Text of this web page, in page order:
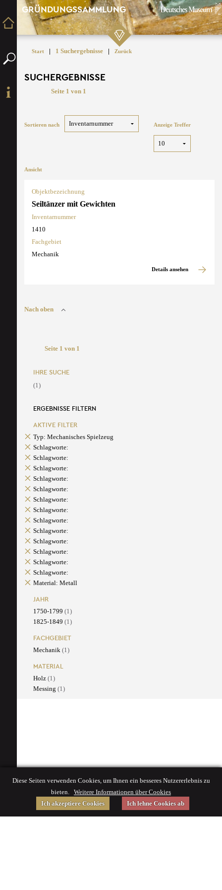
GRÜNDUNGSSAMMLUNG
Start | 1 Suchergebnisse | Zurück
SUCHERGEBNISSE
Seite 1 von 1
Sortieren nach Anzeige Treffer
Ansicht
Objektbezeichnung
Seiltänzer mit Gewichten
Inventarnummer
1410
Fachgebiet
Mechanik
Details ansehen
Nach oben
Seite 1 von 1
IHRE SUCHE
(1)
ERGEBNISSE FILTERN
AKTIVE FILTER
Typ: Mechanisches Spielzeug
Schlagworte:
Schlagworte:
Schlagworte:
Schlagworte:
Schlagworte:
Schlagworte:
Schlagworte:
Schlagworte:
Schlagworte:
Schlagworte:
Schlagworte:
Schlagworte:
Schlagworte:
Material: Metall
JAHR
1750-1799 (1)
1825-1849 (1)
FACHGEBIET
Mechanik (1)
MATERIAL
Holz (1)
Messing (1)
Diese Seiten verwenden Cookies, um Ihnen ein besseres Nutzererlebnis zu
bieten. Weitere Informationen über Cookies
Ich akzeptiere Cookies
Ich lehne Cookies ab